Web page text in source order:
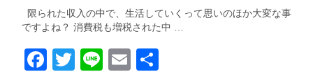
限られた収入の中で、生活していくって思いのほか大変な事
ですよね？ 消費税も増税された中 …
Facebook
Twitter
LineEmail